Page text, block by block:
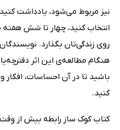
نیز مربوط می‌شود، یادداشت
انتخاب کنید، چهار تا شش
روی زندگی‌تان بگذارد.
هنگام مطالعه‌ی این اثر
باشید تا در آن احساسات،
کنید.
کتاب کوک ساز رابطه بیش از